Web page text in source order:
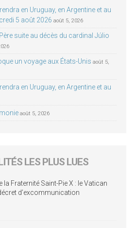
rendra en Uruguay, en Argentine et au
5 août 2026 août 5, 2026
suite au décès du cardinal Júlio
un voyage aux États-Unis août 5,
rendra en Uruguay, en Argentine et au
août 5, 2026
LES PLUS LUES
la Fraternité Saint-Pie X : le Vatican
d’excommunication